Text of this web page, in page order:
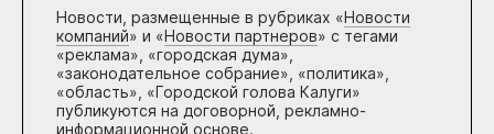
Новости, размещенные в рубриках «Новости
компаний» и «Новости партнеров» с тегами
«реклама», «городская дума»,
«законодательное собрание», «политика»,
«область», «Городской голова Калуги»
публикуются на договорной, рекламно-
информационной основе.